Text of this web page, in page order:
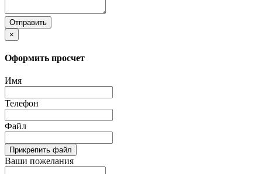
Отправить
×
Оформить просчет
Имя
Телефон
Файл
Прикрепить файл
Ваши пожелания